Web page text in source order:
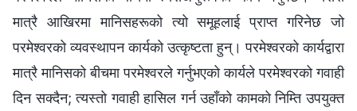
मात्रै आखिरमा मानिसहरूको त्यो समूहलाई प्राप्त गरिनेछ जो
परमेश्‍वरको व्यवस्थापन कार्यको उत्कृष्टता हुन्। परमेश्‍वरको कार्यद्वारा
मात्रै मानिसको बीचमा परमेश्‍वरले गर्नुभएको कार्यले परमेश्‍वरको गवाही
दिन सक्दैन; त्यस्तो गवाही हासिल गर्न उहाँको कामको निम्ति उपयुक्त